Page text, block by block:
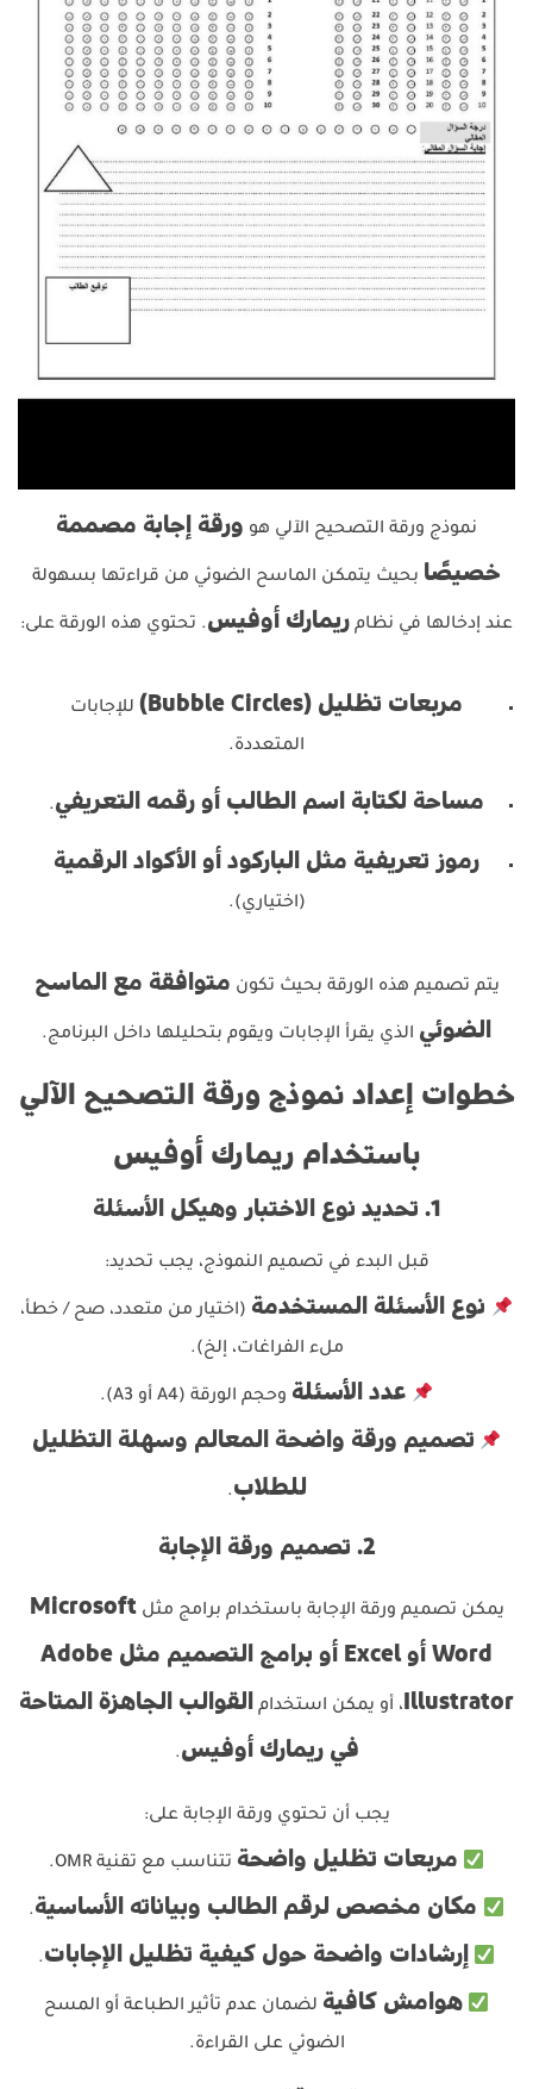
نموذج ورقة التصحيح الآلي هو ورقة إجابة مصممة
خصيصًا بحيث يتمكن الماسح الضوئي من قراءتها بسهولة
عند إدخالها في نظام ريمارك أوفيس. تحتوي هذه الورقة على:
مربعات تظليل (Bubble Circles)
للإجابات
المتعددة.
مساحة لكتابة اسم الطالب أو رقمه التعريفي.
رموز تعريفية مثل الباركود أو الأكواد الرقمية
(اختياري).
يتم تصميم هذه الورقة بحيث تكون متوافقة مع الماسح
الضوئي الذي يقرأ الإجابات ويقوم بتحليلها داخل البرنامج.
خطوات إعداد نموذج ورقة التصحيح الآلي
باستخدام ريمارك أوفيس
1. تحديد نوع الاختبار وهيكل الأسئلة
قبل البدء في تصميم النموذج، يجب تحديد:
نوع الأسئلة المستخدمة (اختيار من متعدد، صح / خطأ،
ملء الفراغات، إلخ).
عدد الأسئلة وحجم الورقة (A4 أو A3).
تصميم ورقة واضحة المعالم وسهلة التظليل
للطلاب.
2. تصميم ورقة الإجابة
يمكن تصميم ورقة الإجابة باستخدام برامج مثلMicrosoft
Word أو Excel أو برامج التصميم مثل Adobe
Illustrator ، أو يمكن استخدام
القوالب الجاهزة المتاحة
في ريمارك أوفيس.
يجب أن تحتوي ورقة الإجابة على:
مربعات تظليل واضحة تتناسب مع تقنية OMR.
مكان مخصص لرقم الطالب وبياناته الأساسية.
إرشادات واضحة حول كيفية تظليل الإجابات.
هوامش كافية لضمان عدم تأثير الطباعة أو المسح
الضوئي على القراءة.